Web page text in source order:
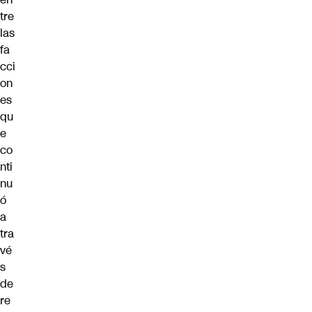
tre
las
fa
cci
on
es
qu
e
co
nti
nu
ó
a
tra
vé
s
de
re